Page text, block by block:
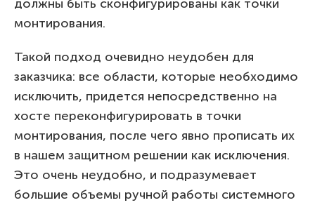
должны быть сконфигурированы как точки
монтирования.
Такой подход очевидно неудобен для
заказчика: все области, которые необходимо
исключить, придется непосредственно на
хосте переконфигурировать в точки
монтирования, после чего явно прописать их
в нашем защитном решении как исключения.
Это очень неудобно, и подразумевает
большие объемы ручной работы системного